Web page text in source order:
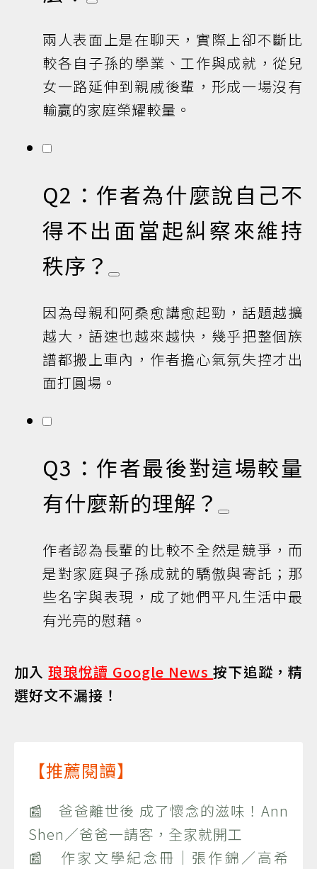
兩人表面上是在聊天，實際上卻不斷比
較各自子孫的學業、工作與成就，從兒
女一路延伸到親戚後輩，形成一場沒有
輸贏的家庭榮耀較量。
Q2：作者為什麼說自己不
得不出面當起糾察來維持
秩序？
因為母親和阿桑愈講愈起勁，話題越擴
越大，語速也越來越快，幾乎把整個族
譜都搬上車內，作者擔心氣氛失控才出
面打圓場。
Q3：作者最後對這場較量
有什麼新的理解？
作者認為長輩的比較不全然是競爭，而
是對家庭與子孫成就的驕傲與寄託；那
些名字與表現，成了她們平凡生活中最
有光亮的慰藉。
加入琅琅悅讀 Google News按下追蹤，精
選好文不漏接！
【推薦閱讀】
📰 爸爸離世後 成了懷念的滋味！Ann
Shen／爸爸一請客，全家就開工
📰 作家文學紀念冊｜張作錦／高希